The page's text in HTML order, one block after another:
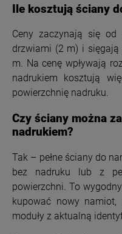
Ile kosztują ściany
Ceny zaczynają się
drzwiami (2 m) i sięgają
m. Na cenę wpływają
nadrukiem kosztują
powierzchnię nadruku.
Czy ściany można
nadrukiem?
Tak – pełne ściany do
bez nadruku lub z
powierzchni. To
kupować nowy
moduły z aktualną